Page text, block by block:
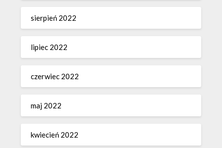
sierpień 2022
lipiec 2022
czerwiec 2022
maj 2022
kwiecień 2022